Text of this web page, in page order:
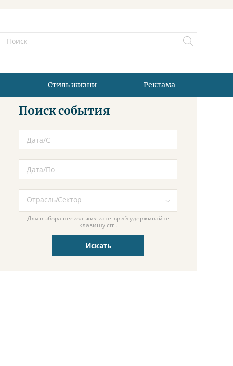
Стиль жизни Реклама
Поиск события
Для выбора нескольких категорий удерживайте
клавишу ctrl.